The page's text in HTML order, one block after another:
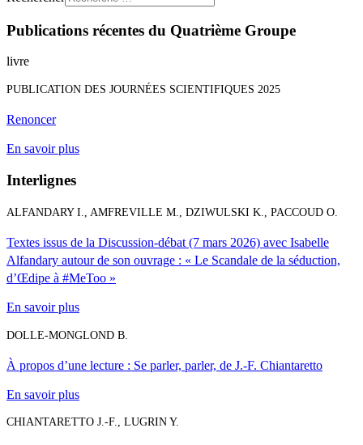
Publications récentes du Quatrième Groupe
livre
PUBLICATION DES JOURNÉES SCIENTIFIQUES 2025
Renoncer
En savoir plus
Interlignes
ALFANDARY I., AMFREVILLE M., DZIWULSKI K., PACCOUD O.
Textes issus de la Discussion-débat (7 mars 2026) avec Isabelle
Alfandary autour de son ouvrage : « Le Scandale de la séduction,
d’Œdipe à #MeToo »
En savoir plus
DOLLE-MONGLOND B.
À propos d’une lecture : Se parler, parler, de J.-F. Chiantaretto
En savoir plus
CHIANTARETTO J.-F., LUGRIN Y.